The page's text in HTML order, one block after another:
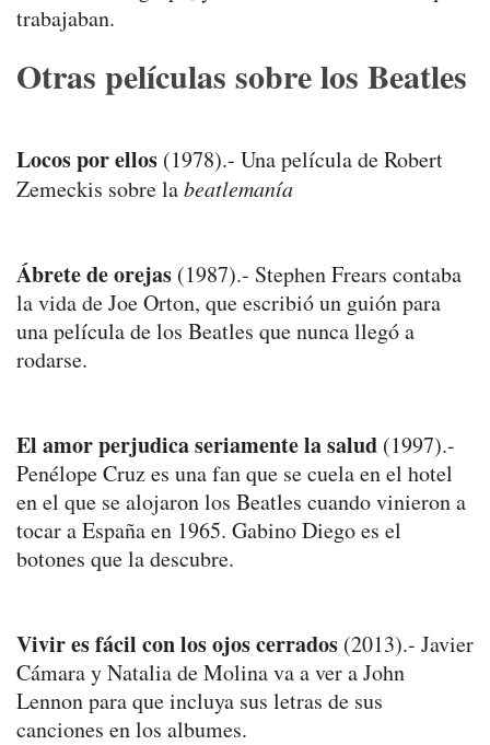
trabajaban.
Otras películas sobre los Beatles
Locos por ellos (1978).- Una película de Robert
Zemeckis sobre labeatlemanía
Ábrete de orejas (1987).- Stephen Frears contaba
la vida de Joe Orton, que escribió un guión para
una película de los Beatles que nunca llegó a
rodarse.
El amor perjudica seriamente la salud (1997).-
Penélope Cruz es una fan que se cuela en el hotel
en el que se alojaron los Beatles cuando vinieron a
tocar a España en 1965. Gabino Diego es el
botones que la descubre.
Vivir es fácil con los ojos cerrados (2013).- Javier
Cámara y Natalia de Molina va a ver a John
Lennon para que incluya sus letras de sus
canciones en los albumes.